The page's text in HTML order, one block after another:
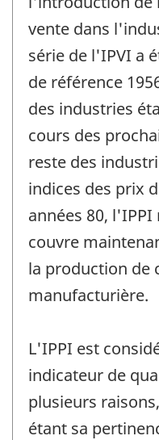
vente dans
série de l'IPVI a
de référence
des industries
cours des
reste des
indices des prix
années 80,
couvre
la production de
manufacturière.
L'IPPI est
indicateur de
plusieurs
étant sa